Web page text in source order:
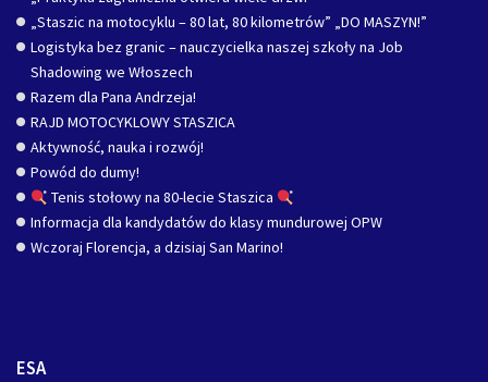
„Staszic na motocyklu – 80 lat, 80 kilometrów” „DO MASZYN!”
Logistyka bez granic – nauczycielka naszej szkoły na Job
Shadowing we Włoszech
Razem dla Pana Andrzeja!
RAJD MOTOCYKLOWY STASZICA
Aktywność, nauka i rozwój!
Powód do dumy!
Tenis stołowy na 80-lecie Staszica
Informacja dla kandydatów do klasy mundurowej OPW
Wczoraj Florencja, a dzisiaj San Marino!
ESA